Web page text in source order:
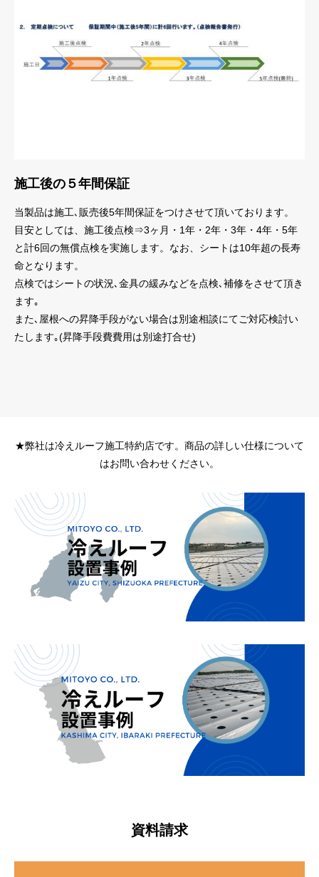
施工後の５年間保証
当製品は施工､販売後5年間保証をつけさせて頂いております。
目安としては、施工後点検⇒3ヶ月・1年・2年・3年・4年・5年
と計6回の無償点検を実施します。なお、シートは10年超の長寿
命となります。
点検ではシートの状況､金具の緩みなどを点検､補修をさせて頂き
ます｡
また､屋根への昇降手段がない場合は別途相談にてご対応検討い
たします｡(昇降手段費費用は別途打合せ)
★弊社は冷えルーフ施工特約店です。商品の詳しい仕様について
はお問い合わせください。
資料請求